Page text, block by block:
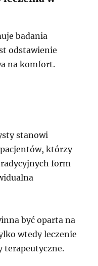
badania
odstawienie
na komfort.
stanowi
którzy
form
być oparta na
wtedy leczenie
terapeutyczne.